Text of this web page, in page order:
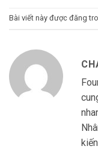
Bài viết này được đăng